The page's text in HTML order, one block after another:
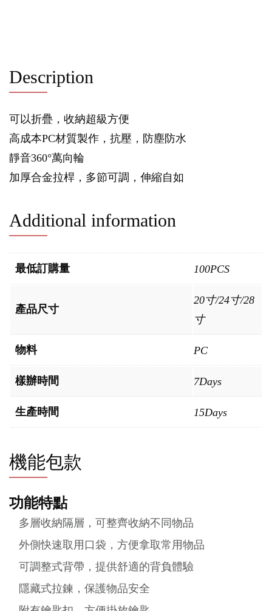
Description
可以折疊，收納超級方便
高成本PC材質製作，抗壓，防塵防水
靜音360°萬向輪
加厚合金拉桿，多節可調，伸縮自如
Additional information
最低訂購量 100PCS
產品尺寸
20寸/24寸/28
寸
物料 PC
樣辦時間 7Days
生產時間 15Days
機能包款
功能特點
多層收納隔層，可整齊收納不同物品
外側快速取用口袋，方便拿取常用物品
可調整式背帶，提供舒適的背負體驗
隱藏式拉鍊，保護物品安全